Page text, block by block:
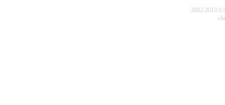
2002-2013